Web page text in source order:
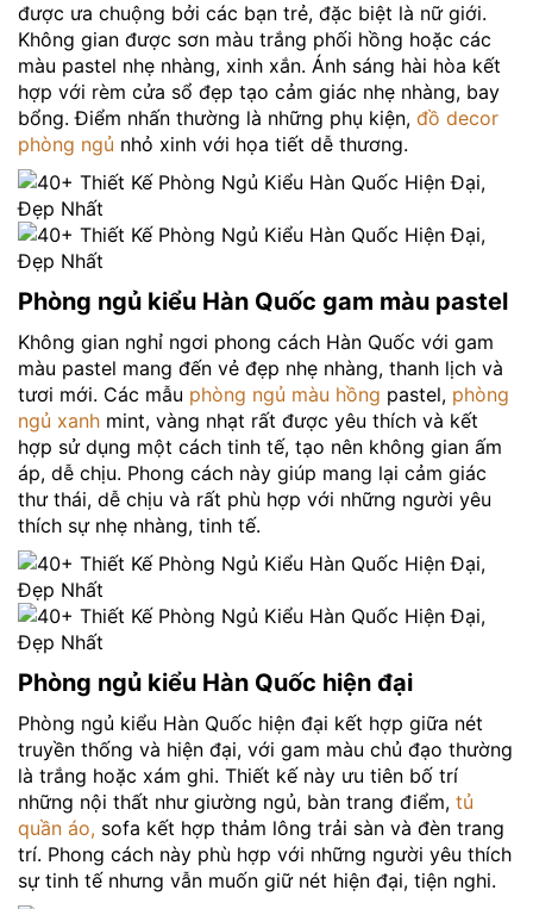
được ưa chuộng bởi các bạn trẻ, đặc biệt là nữ giới.
Không gian được sơn màu trắng phối hồng hoặc các
màu pastel nhẹ nhàng, xinh xắn. Ánh sáng hài hòa kết
hợp với rèm cửa sổ đẹp tạo cảm giác nhẹ nhàng, bay
bổng. Điểm nhấn thường là những phụ kiện, đồ decor
phòng ngủ nhỏ xinh với họa tiết dễ thương.
Phòng ngủ kiểu Hàn Quốc gam màu pastel
Không gian nghỉ ngơi phong cách Hàn Quốc với gam
màu pastel mang đến vẻ đẹp nhẹ nhàng, thanh lịch và
tươi mới. Các mẫu phòng ngủ màu hồng pastel, phòng
ngủ xanh mint, vàng nhạt rất được yêu thích và kết
hợp sử dụng một cách tinh tế, tạo nên không gian ấm
áp, dễ chịu. Phong cách này giúp mang lại cảm giác
thư thái, dễ chịu và rất phù hợp với những người yêu
thích sự nhẹ nhàng, tinh tế.
Phòng ngủ kiểu Hàn Quốc hiện đại
Phòng ngủ kiểu Hàn Quốc hiện đại kết hợp giữa nét
truyền thống và hiện đại, với gam màu chủ đạo thường
là trắng hoặc xám ghi. Thiết kế này ưu tiên bố trí
những nội thất như giường ngủ, bàn trang điểm, tủ
quần áo, sofa kết hợp thảm lông trải sàn và đèn trang
trí. Phong cách này phù hợp với những người yêu thích
sự tinh tế nhưng vẫn muốn giữ nét hiện đại, tiện nghi.